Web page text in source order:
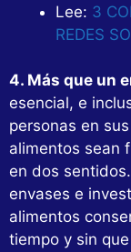
Lee: 3
REDES
4. Más que un
esencial, e
personas en
alimentos sean
en dos
envases e
alimentos
tiempo y sin